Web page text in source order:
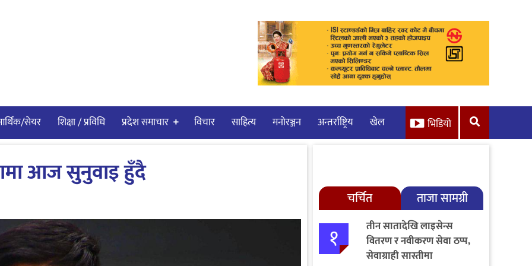
सेयर शिक्षा / प्रविधि प्रदेश समाचार विचार साहित्य मनाेरञ्जन अन्तर्राष्ट्रिय खेल भिडियो
आज सुनुवाइ हुँदै
चर्चित ताजा सामग्री
१
तीन सातादेखि लाइसेन्स
वितरण र नवीकरण सेवा ठप्प,
सेवाग्राही सास्तीमा